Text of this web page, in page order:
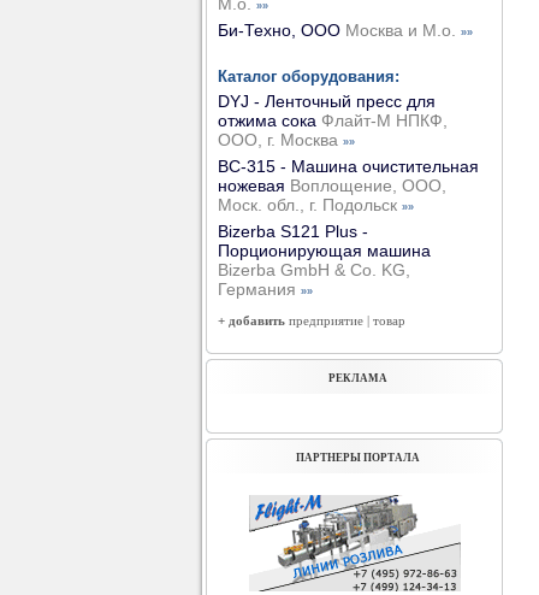
»»
Би-Техно, ООО Москва и М.о. »»
Каталог оборудования:
DYJ - Ленточный пресс для
отжима сока Флайт-М НПКФ,
ООО, г. Москва »»
ВС-315 - Машина очистительная
ножевая Воплощение, ООО,
Моск. обл., г. Подольск »»
Bizerba S121 Plus -
Порционирующая машина
Bizerba GmbH & Co. KG,
Германия »»
+ добавить предприятие | товар
РЕКЛАМА
ПАРТНЕРЫ ПОРТАЛА